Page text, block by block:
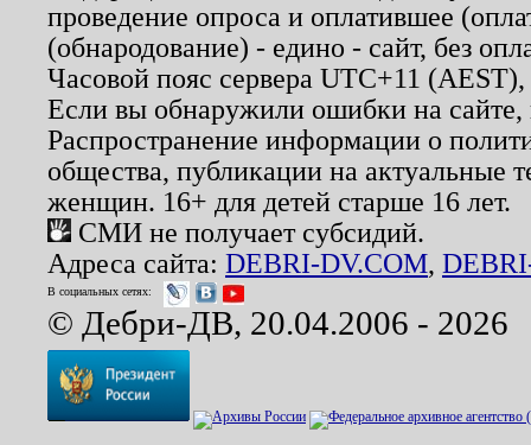
проведение опроса и оплатившее
(обнародование) - едино - сайт, без
Часовой пояс сервера UTC+11
Если вы обнаружили ошибки на
Распространение информации о
общества, публикации на актуальные
женщин. 16+ для детей старше 16 лет.
СМИ не получает субсидий.
Адреса сайта: DEBRI-DV.COM,
В социальных сетях:
© Дебри-ДВ, 20.04.2006 - 2026